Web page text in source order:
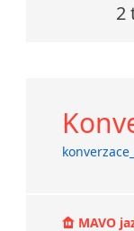
2
MAVO